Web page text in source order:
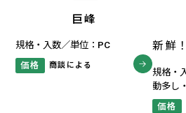
巨峰
規格・入数／単位：PC
価格
商談による
新鮮
規格・
動多し
価格